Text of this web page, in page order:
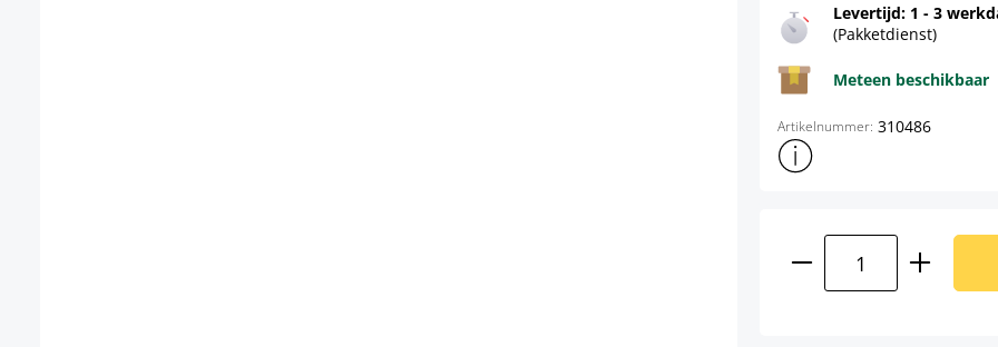
Levertijd: 1 - 3
(Pakketdienst)
Meteen beschikbaar
Artikelnummer: 310486
Toon meer productinformatie